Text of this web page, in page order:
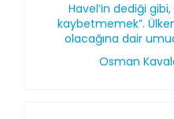
Havel’in dediği
kaybetmemek”.
olacağına dair
Osman